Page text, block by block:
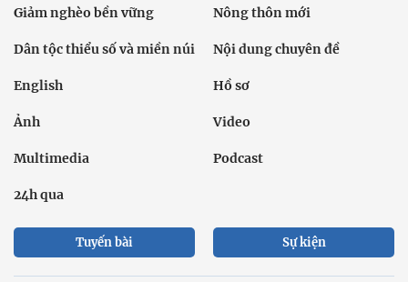
Giảm nghèo bền vững Nông thôn mới
Dân tộc thiểu số và miền núi Nội dung chuyên đề
English Hồ sơ
Ảnh Video
Multimedia Podcast
24h qua
Tuyến bài Sự kiện